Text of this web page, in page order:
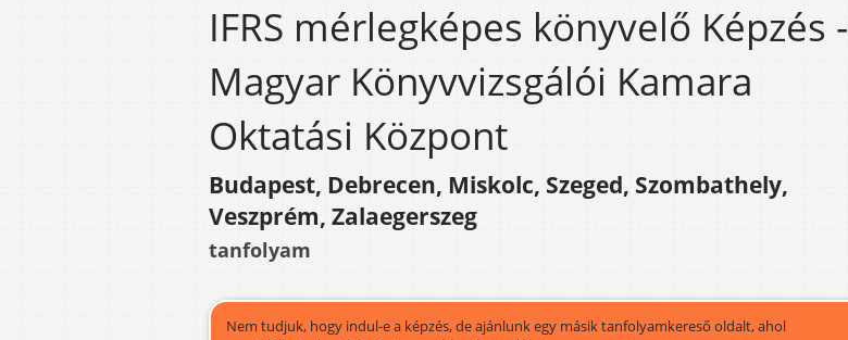
IFRS mérlegképes könyvelő Képzés -
Magyar Könyvvizsgálói Kamara
Oktatási Központ
Budapest, Debrecen, Miskolc, Szeged, Szombathely,
Veszprém, Zalaegerszeg
tanfolyam
Nem tudjuk, hogy indul-e a képzés, de ajánlunk egy másik tanfolyamkereső oldalt, ahol